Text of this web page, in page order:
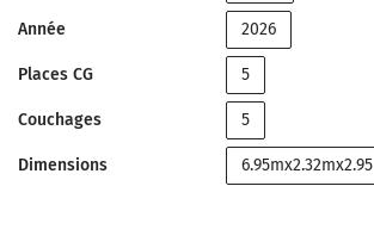
Année 2026
Places CG 5
Couchages 5
Dimensions 6.95mx2.32mx2.95